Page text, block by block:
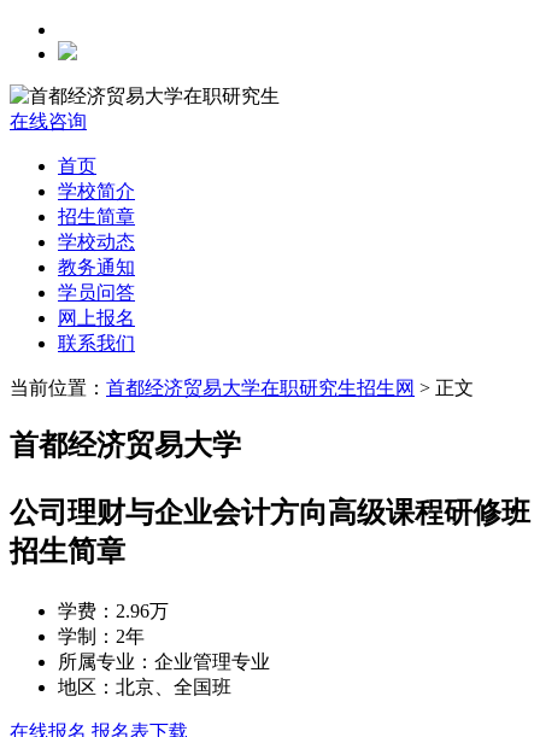
在线咨询
首页
学校简介
招生简章
学校动态
教务通知
学员问答
网上报名
联系我们
当前位置： 首都经济贸易大学在职研究生招生网 > 正文
首都经济贸易大学
公司理财与企业会计方向高级课程研修班
招生简章
学费： 2.96万
学制： 2年
所属专业： 企业管理专业
地区： 北京、全国班
在线报名 报名表下载